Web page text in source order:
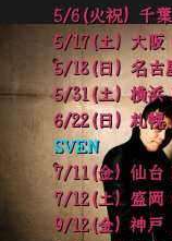
5/6(火祝) 千
5/17(土) 大阪
5/18(日) 名
5/31(土) 横浜
6/22(日) 札幌
SVEN
7/11(金) 仙台
7/12(土) 盛岡
9/12(金) 神戸